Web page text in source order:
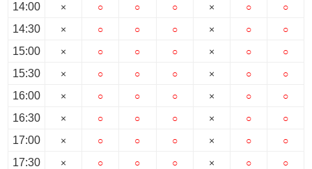
14:00
14:30
15:00
15:30
16:00
16:30
17:00
17:30
×
×
×
×
×
×
×
×
○
○
○
○
○
○
○
○
○
○
○
○
○
○
○
○
○
○
○
○
○
○
○
○
×
×
×
×
×
×
×
×
○
○
○
○
○
○
○
○
○
○
○
○
○
○
○
○